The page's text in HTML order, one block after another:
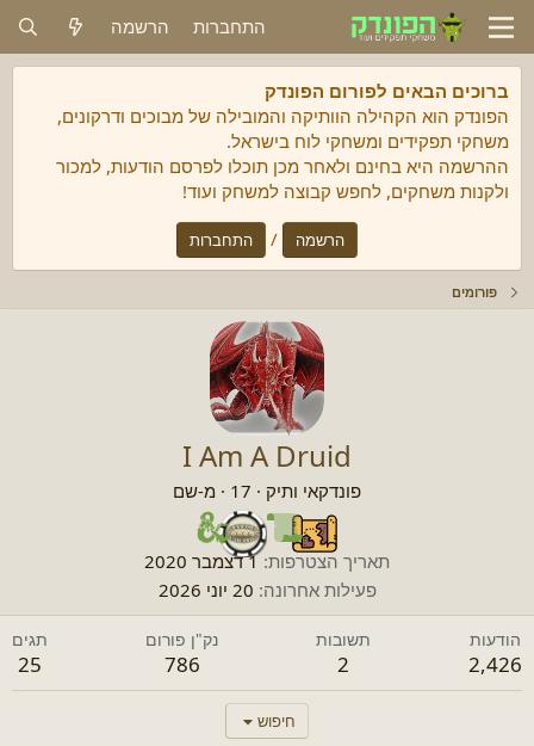
התחברות הרשמה
ברוכים הבאים לפורום הפונדק
הפונדק הוא הקהילה הוותיקה והמובילה של מבוכים ודרקונים,
משחקי תפקידים ומשחקי לוח בישראל.
ההרשמה היא בחינם ולאחר מכן תוכלו לפרסם הודעות, למכור
ולקנות משחקים, לחפש קבוצה למשחק ועוד!
הרשמה / התחברות
פורומים
I Am A Druid
פונדקאי ותיק ·
· מ-שם
תאריך הצטרפות 1 דצמבר 2020
פעילות אחרונה 20 יוני 2026
הודעות
2,426
תשובות
2
נק"ן פורום
786
תגים
25
חיפוש